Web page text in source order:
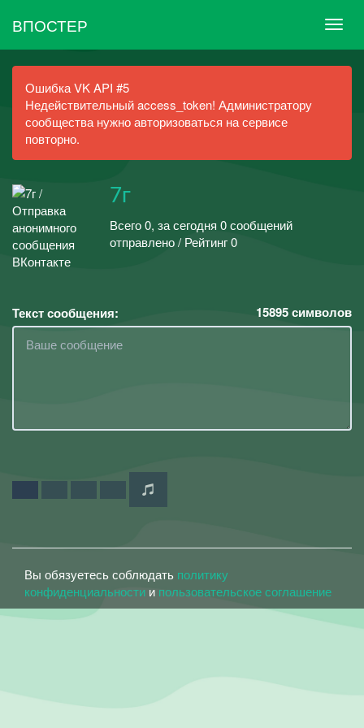
ВПОСТЕР
Ошибка VK API #5
Недействительный access_token! Администратору
сообщества нужно авторизоваться на сервисе
повторно.
7г
Всего 0, за сегодня 0 сообщений
отправлено / Рейтинг 0
Текст сообщения: 15895символов
Вы обязуетесь соблюдать политику
конфиденциальности и пользовательское соглашение